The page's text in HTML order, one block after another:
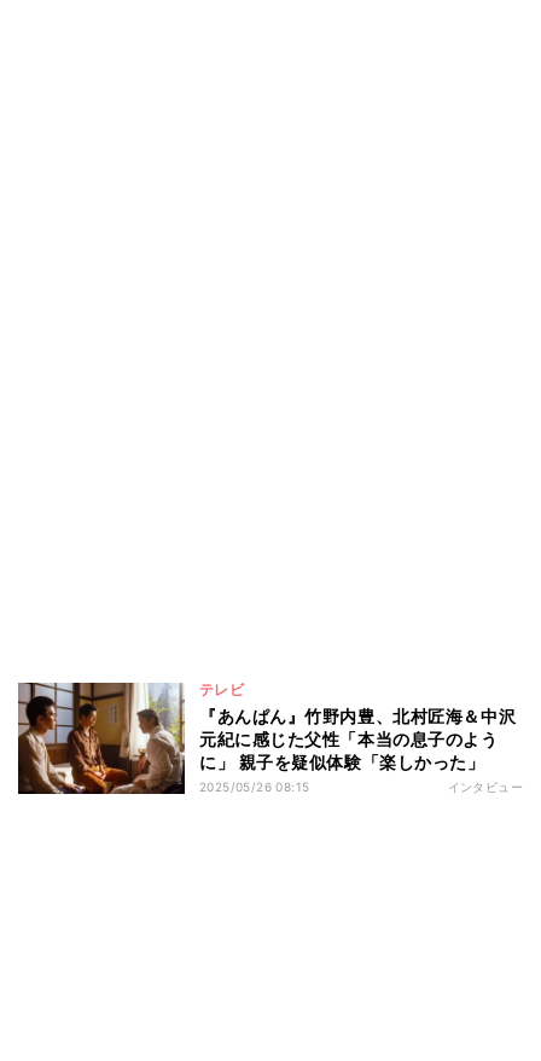
テレビ
『あんぱん』竹野内豊、北村匠海＆中沢
元紀に感じた父性「本当の息子のよう
に」 親子を疑似体験「楽しかった」
2025/05/26 08:15 インタビュー